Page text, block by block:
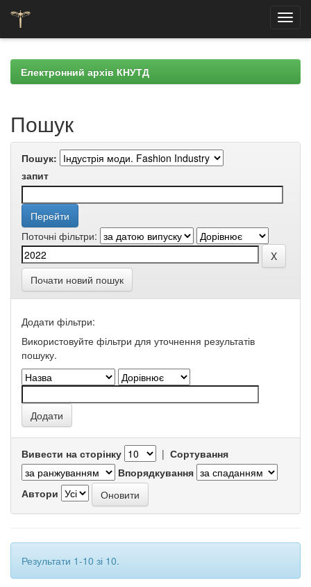
navigationЕлектронний архів КНУТД
Пошук
Пошук:
запит
Поточні фільтри:
Почати новий пошук
Додати фільтри:
Використовуйте фільтри для уточнення результатів
пошуку.
Вивести на сторінку | Сортування
Впорядкування
Автори
Результати 1-10 зі 10.